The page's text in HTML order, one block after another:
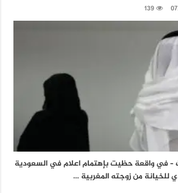
139
– في واقعة حظيت بإهتمام اعلام في السعودية
من زوجته المغربية …